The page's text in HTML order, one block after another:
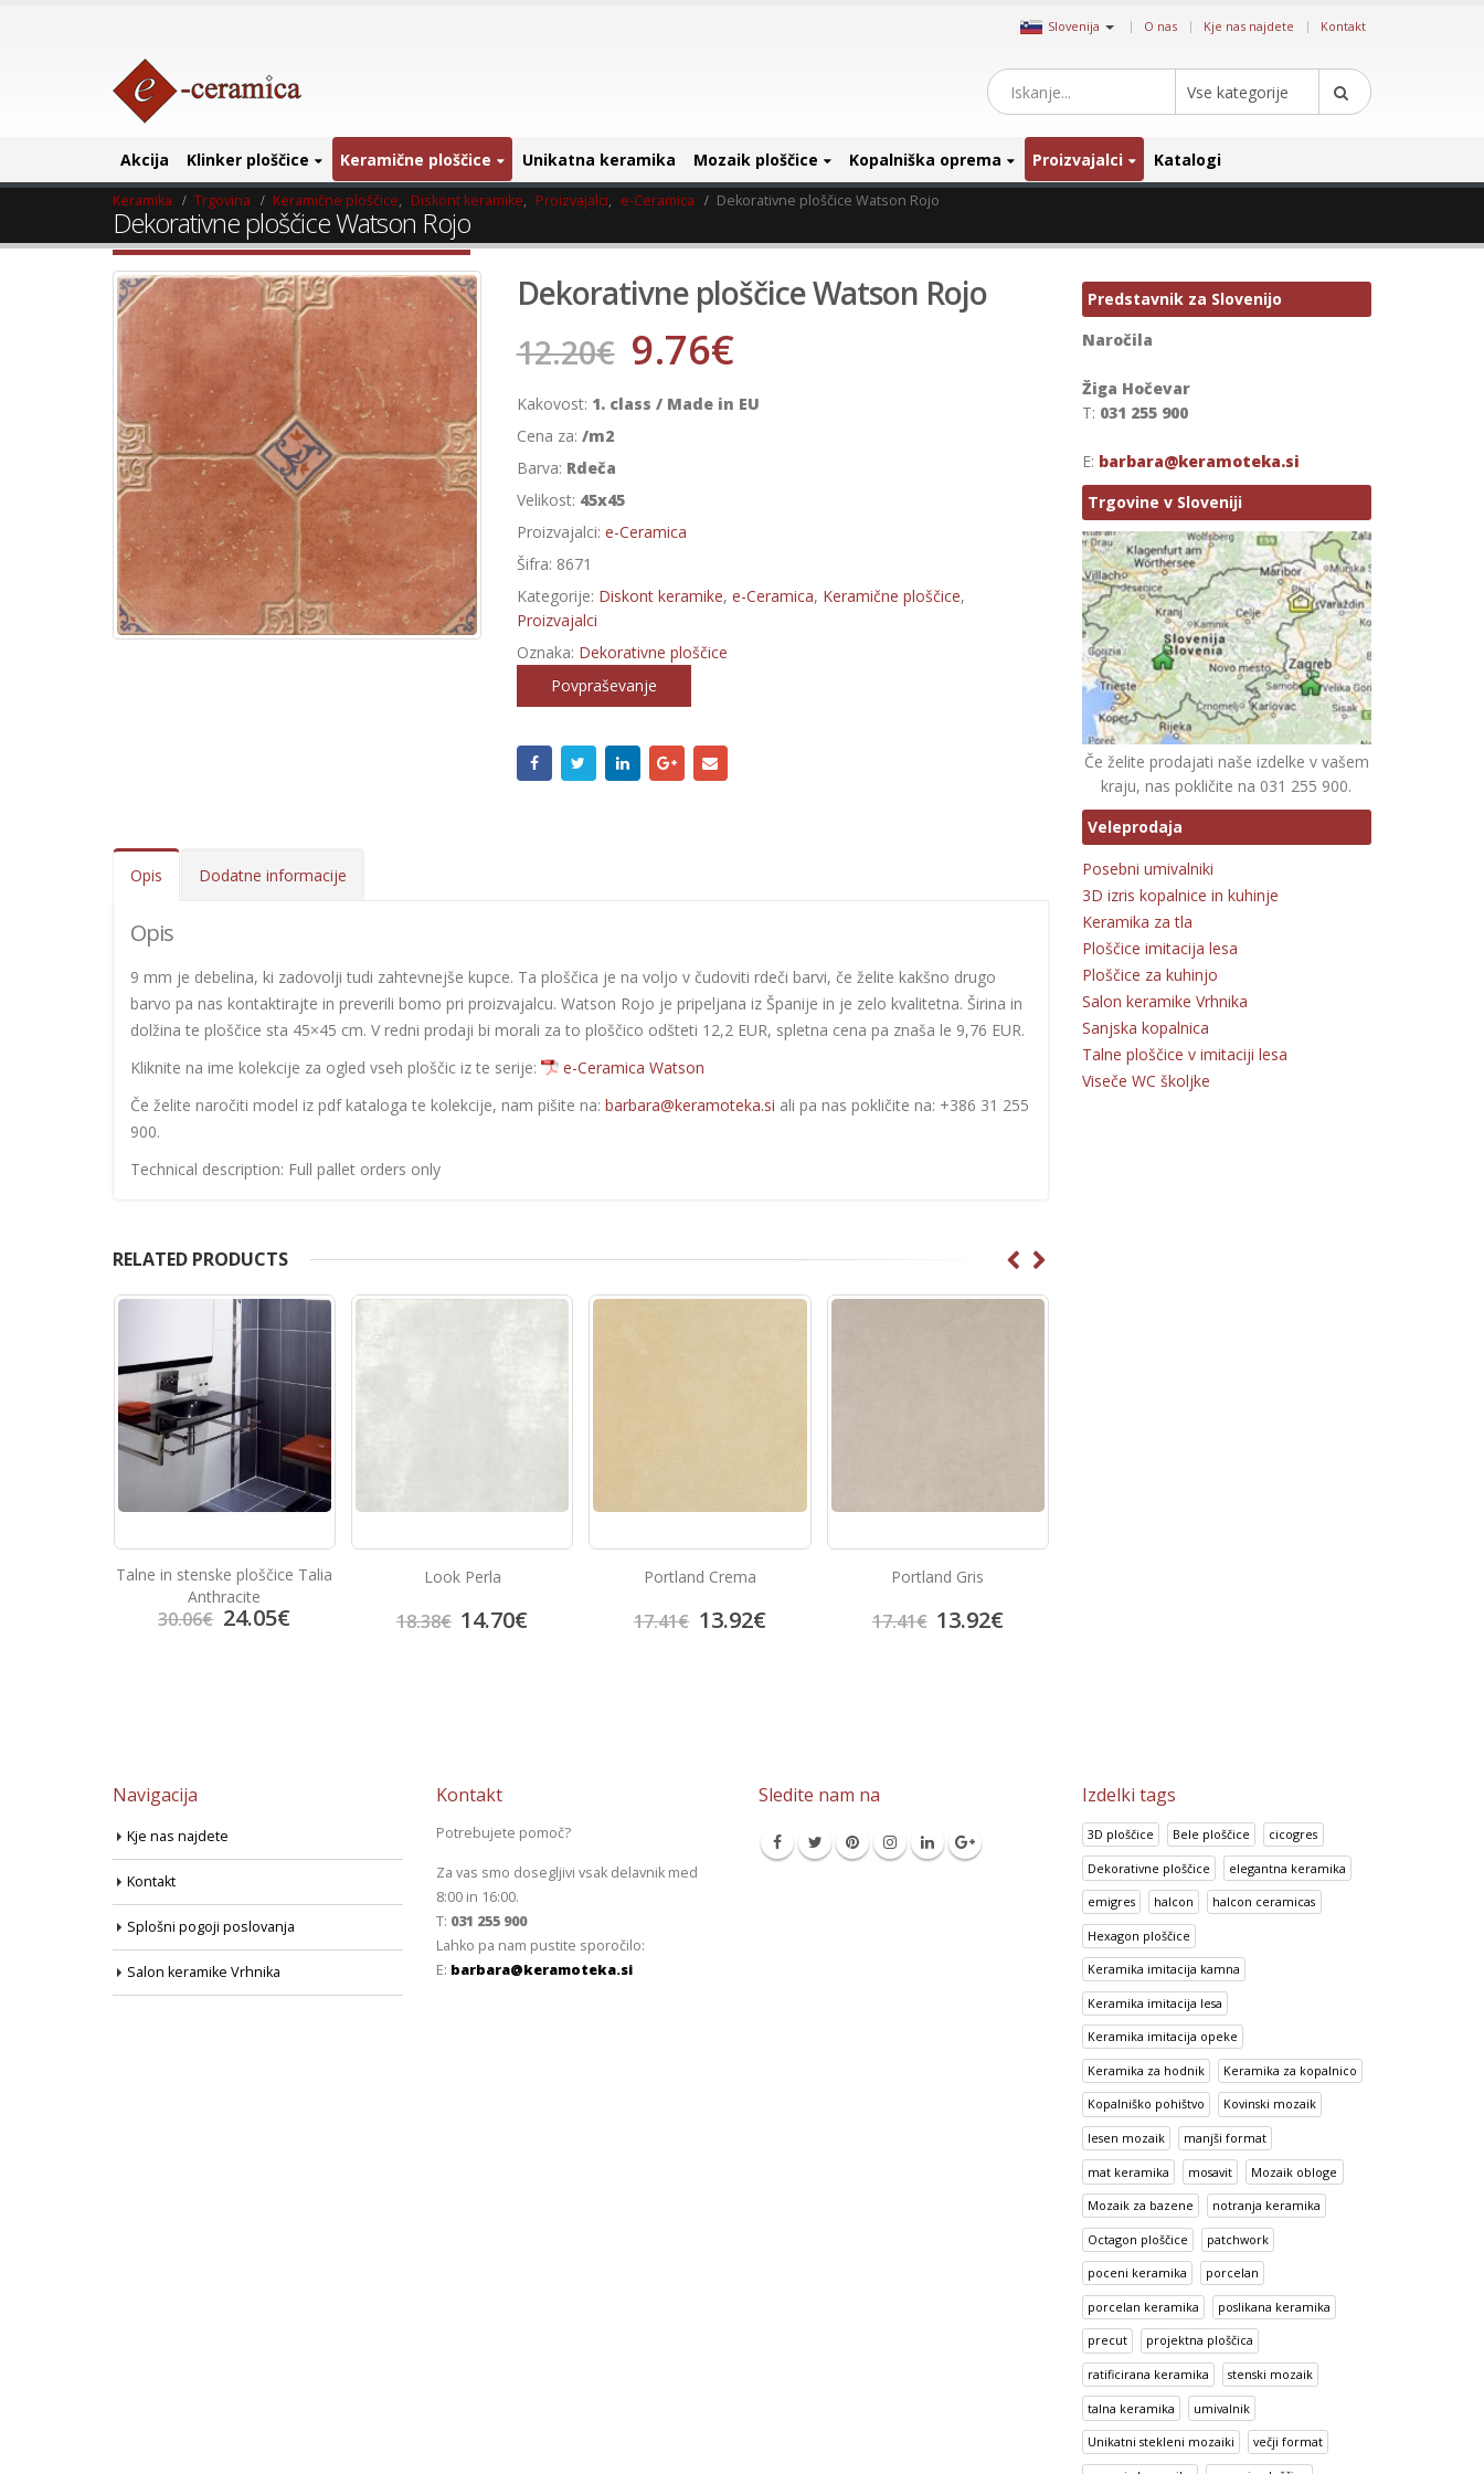
Slovenija | O nas Kje nas najdete Kontakt
Vse kategorije
Akcija Klinker ploščice Keramične ploščice Unikatna keramika Mozaik ploščice Kopalniška oprema Proizvajalci Katalogi
Keramika Trgovina Keramične ploščice, Diskont keramike, Proizvajalci, e-Ceramica Dekorativne ploščice Watson Rojo
Dekorativne ploščice Watson Rojo
Dekorativne ploščice Watson Rojo
12.20€ 9.76€
Kakovost: 1. class / Made in EU
Cena za: /m2
Barva: Rdeča
Velikost: 45x45
Proizvajalci: e-Ceramica
Šifra: 8671
Kategorije: Diskont keramike, e-Ceramica, Keramične ploščice,
Proizvajalci
Oznaka: Dekorativne ploščice
Povpraševanje
Opis Dodatne informacije
Opis
9 mm je debelina, ki zadovolji tudi zahtevnejše kupce. Ta ploščica je na voljo v čudoviti rdeči barvi, če želite kakšno drugo
barvo pa nas kontaktirajte in preverili bomo pri proizvajalcu. Watson Rojo je pripeljana iz Španije in je zelo kvalitetna. Širina in
dolžina te ploščice sta 45×45 cm. V redni prodaji bi morali za to ploščico odšteti 12,2 EUR, spletna cena pa znaša le 9,76 EUR.
Kliknite na ime kolekcije za ogled vseh ploščic iz te serije:
e-Ceramica Watson
Če želite naročiti model iz pdf kataloga te kolekcije, nam pišite na: barbara@keramoteka.si ali pa nas pokličite na: +386 31 255
900.
Technical description: Full pallet orders only
RELATED PRODUCTS
Look Perla
18.38€ 14.70€
Portland Crema
17.41€ 13.92€
Portland Gris
17.41€ 13.92€
Bambu Beige
17.41€ 13.92€
Predstavnik za Slovenijo
Naročila
Žiga Hočevar
T: 031 255 900
E: barbara@keramoteka.si
Trgovine v Sloveniji
Če želite prodajati naše izdelke v vašem
kraju, nas pokličite na 031 255 900.
Veleprodaja
Posebni umivalniki
3D izris kopalnice in kuhinje
Keramika za tla
Ploščice imitacija lesa
Ploščice za kuhinjo
Salon keramike Vrhnika
Sanjska kopalnica
Talne ploščice v imitaciji lesa
Viseče WC školjke
Navigacija
Kje nas najdete
Kontakt
Splošni pogoji poslovanja
Salon keramike Vrhnika
Kontakt
Potrebujete pomoč?
Za vas smo dosegljivi vsak delavnik med
8:00 in 16:00.
T: 031 255 900
Lahko pa nam pustite sporočilo:
E: barbara@keramoteka.si
Sledite nam na Izdelki tags
3D ploščice Bele ploščice cicogres
Dekorativne ploščice elegantna keramika
emigres halcon halcon ceramicas
Hexagon ploščice
Keramika imitacija kamna
Keramika imitacija lesa
Keramika imitacija opeke
Keramika za hodnik Keramika za kopalnico
Kopalniško pohištvo Kovinski mozaik
lesen mozaik manjši format
mat keramika mosavit Mozaik obloge
Mozaik za bazene notranja keramika
Octagon ploščice patchwork
poceni keramika porcelan
porcelan keramika poslikana keramika
precut projektna ploščica
ratificirana keramika stenski mozaik
talna keramika umivalnik
Unikatni stekleni mozaiki večji format